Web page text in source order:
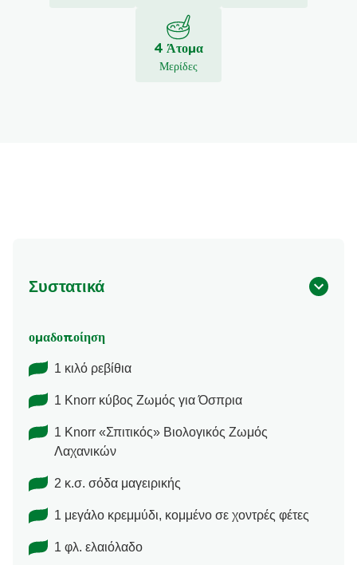
4 Άτομα
Μερίδες
Συστατικά
ομαδοποίηση
1 κιλό ρεβίθια
1 Knorr κύβος Ζωμός για Όσπρια
1 Knorr «Σπιτικός» Βιολογικός Ζωμός
Λαχανικών
2 κ.σ. σόδα μαγειρικής
1 μεγάλο κρεμμύδι, κομμένο σε χοντρές φέτες
1 φλ. ελαιόλαδο